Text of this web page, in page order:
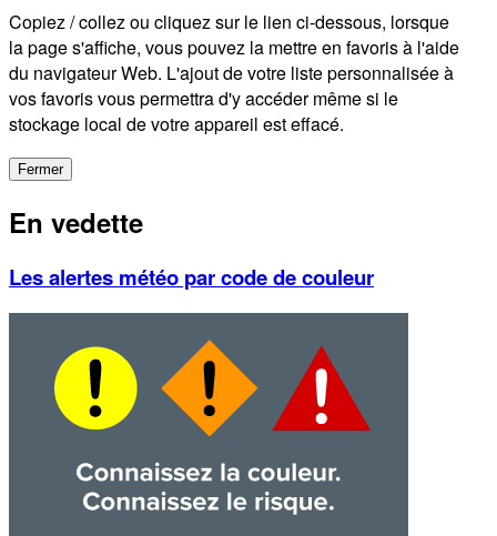
Copiez / collez ou cliquez sur le lien ci-dessous, lorsque
la page s'affiche, vous pouvez la mettre en favoris à l'aide
du navigateur Web. L'ajout de votre liste personnalisée à
vos favoris vous permettra d'y accéder même si le
stockage local de votre appareil est effacé.
Fermer
En vedette
Les alertes météo par code de couleur